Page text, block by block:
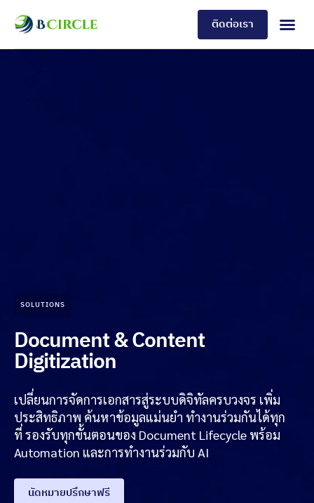
ติดต่อเรา
SOLUTIONS
Document & Content
Digitization
เปลี่ยนการจัดการเอกสารสู่ระบบดิจิทัลครบวงจร เพิ่ม
ประสิทธิภาพ ค้นหาข้อมูลแม่นยำ ทำงานร่วมกันได้ทุก
ที่ รองรับทุกขั้นตอนของ Document Lifecycle พร้อม
Automation และการทำงานร่วมกับ AI
นัดหมายปรึกษาฟรี